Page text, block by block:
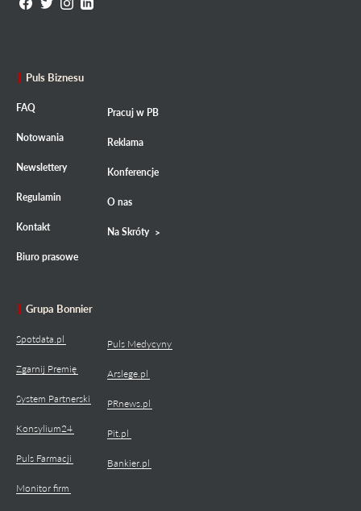
Puls Biznesu
FAQ
Notowania
Newslettery
Regulamin
Kontakt
Biuro prasowe
Pracuj w PB
Reklama
Konferencje
O nas
Na Skróty
Grupa Bonnier
Spotdata.pl
Zgarnij Premię
System Partnerski
Konsylium24
Puls Farmacji
Monitor firm
Puls Medycyny
Arslege.pl
PRnews.pl
Pit.pl
Bankier.pl